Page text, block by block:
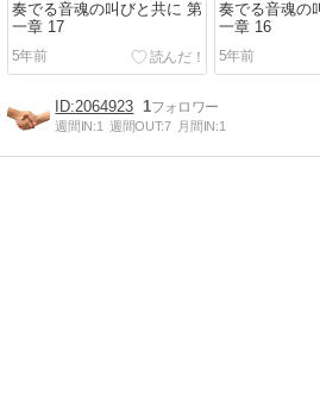
奏でる音魂の叫びと共に 第
一章 17
5年前
奏でる音魂の
一章 16
5年前
2064923 1
週間IN:1 週間OUT:7 月間IN:1